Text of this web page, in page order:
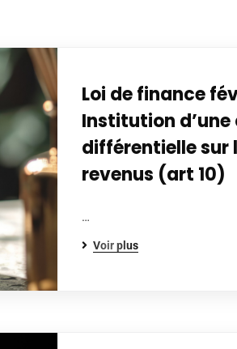
Loi de finance
Institution
différentielle sur
revenus (art 10)
…
Voir plus